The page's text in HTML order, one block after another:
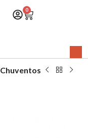
0
Chuventos